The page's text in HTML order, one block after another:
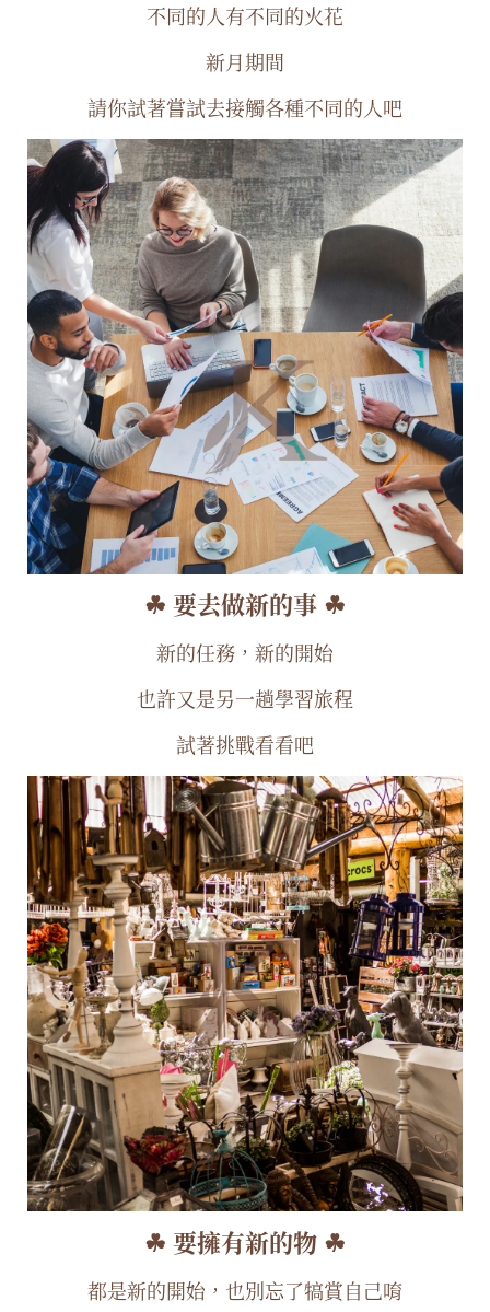
不同的人有不同的火花
新月期間
請你試著嘗試去接觸各種不同的人吧
☘︎ 要去做新的事 ☘︎
新的任務，新的開始
也許又是另一趟學習旅程
試著挑戰看看吧
☘︎ 要擁有新的物 ☘︎
都是新的開始，也別忘了犒賞自己唷